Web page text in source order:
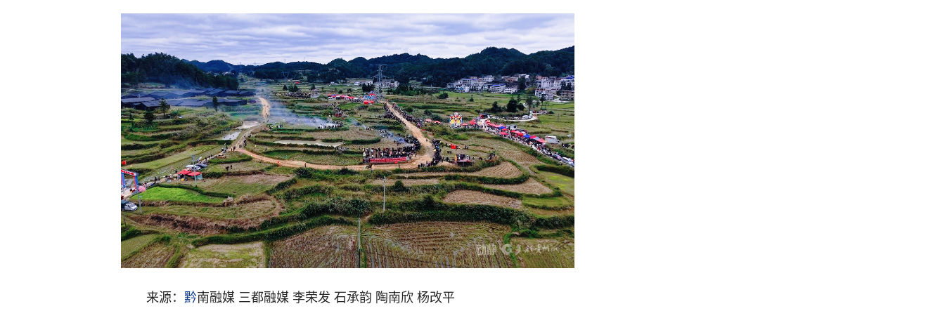
来源： 黔南融媒 三都融媒 李荣发 石承韵 陶南欣 杨改平